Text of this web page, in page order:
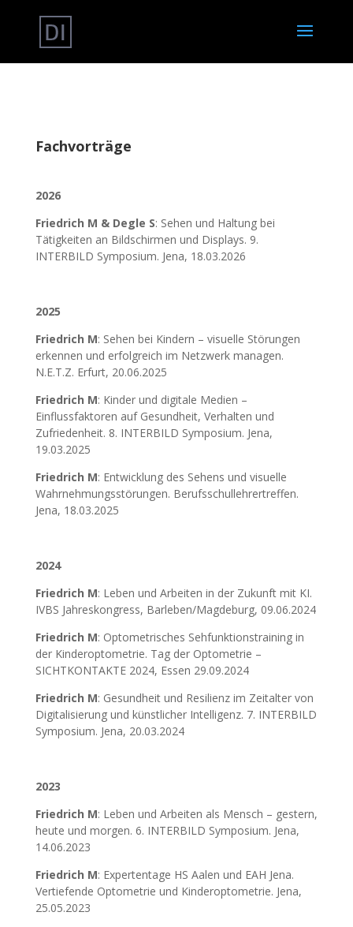
Fachvorträge
2026
Friedrich M & Degle S: Sehen und Haltung bei
Tätigkeiten an Bildschirmen und Displays. 9.
INTERBILD Symposium. Jena, 18.03.2026
2025
Friedrich M: Sehen bei Kindern – visuelle Störungen
erkennen und erfolgreich im Netzwerk managen.
N.E.T.Z. Erfurt, 20.06.2025
Friedrich M: Kinder und digitale Medien –
Einflussfaktoren auf Gesundheit, Verhalten und
Zufriedenheit. 8. INTERBILD Symposium. Jena,
19.03.2025
Friedrich M: Entwicklung des Sehens und visuelle
Wahrnehmungsstörungen. Berufsschullehrertreffen.
Jena, 18.03.2025
2024
Friedrich M: Leben und Arbeiten in der Zukunft mit KI.
IVBS Jahreskongress, Barleben/Magdeburg, 09.06.2024
Friedrich M: Optometrisches Sehfunktionstraining in
der Kinderoptometrie. Tag der Optometrie –
SICHTKONTAKTE 2024, Essen 29.09.2024
Friedrich M: Gesundheit und Resilienz im Zeitalter von
Digitalisierung und künstlicher Intelligenz. 7. INTERBILD
Symposium. Jena, 20.03.2024
2023
Friedrich M: Leben und Arbeiten als Mensch – gestern,
heute und morgen. 6. INTERBILD Symposium. Jena,
14.06.2023
Friedrich M: Expertentage HS Aalen und EAH Jena.
Vertiefende Optometrie und Kinderoptometrie. Jena,
25.05.2023